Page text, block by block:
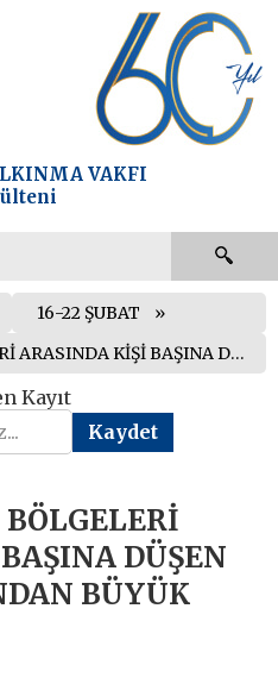
VAKFI
16-22 ŞUBAT
AB’NİN ÇEŞİTLİ BÖLGELERİ ARASINDA KİŞİ BAŞINA DÜŞEN GELİR BAKIMINDAN BÜYÜK FARKLAR VAR
Kayıt
DÜŞEN
BÜYÜK